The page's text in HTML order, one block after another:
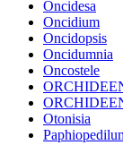
Oncidesa
Oncidium
Oncidopsis
Oncidumnia
Oncostele
Otonisia